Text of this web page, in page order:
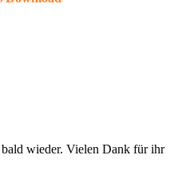
bald wieder. Vielen Dank für ihr